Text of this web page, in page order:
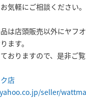
気軽にご相談ください。
は店頭販売以外にヤフ
ます。
おりますので、是非ご覧
店
seller/